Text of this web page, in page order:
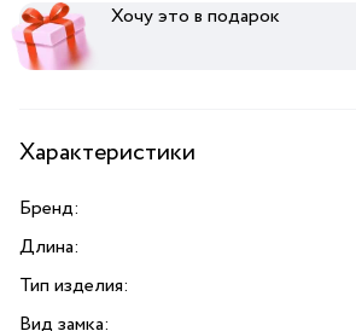
Хочу это в подарок
Характеристики
Бренд:
Длина:
Тип изделия:
Вид замка: